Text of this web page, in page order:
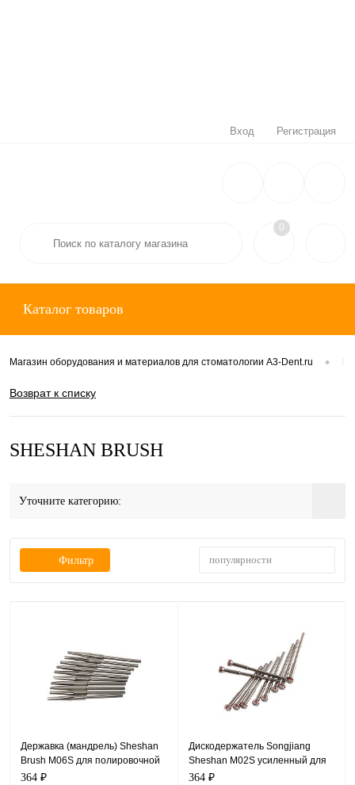
Вход Регистрация
0
Каталог товаров
Магазин оборудования и материалов для стоматологии A3-Dent.ru •
Возврат к списку
SHESHAN BRUSH
Уточните категорию:
Фильтр популярности
Державка (мандрель) Sheshan
Brush M06S для полировочной
бумаги, 10шт.
364 ₽
Дискодержатель Songjiang
Sheshan M02S усиленный для
прямого наконечника, 10шт.
364 ₽